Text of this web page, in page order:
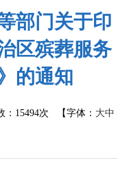
部门关于印
区殡葬服务
的通知
： 15494次 【字体： 大中